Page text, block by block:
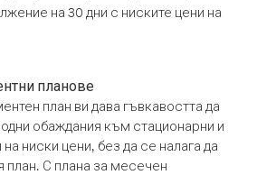
на 30 дни с ниските цени на
планове
план ви дава гъвкавостта да
обаждания към стационарни и
ниски цени, без да се налага да
план. С плана за месечен